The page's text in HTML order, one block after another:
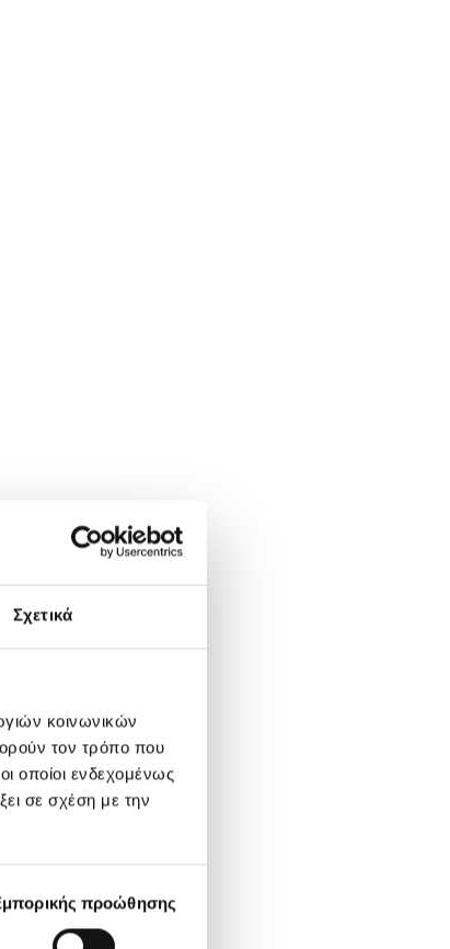
Σχετικά
κοινωνικών
τον τρόπο που
οποίοι ενδεχομένως
σε σχέση με την
προώθησης